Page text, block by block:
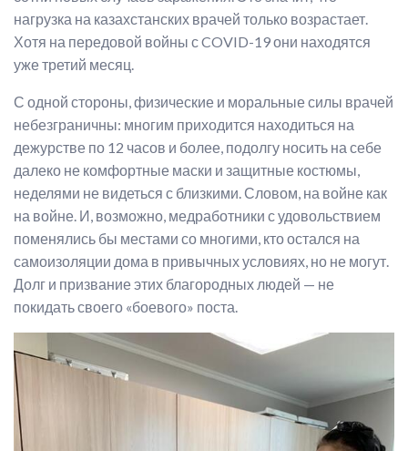
нагрузка на казахстанских врачей только возрастает.
Хотя на передовой войны с COVID-19 они находятся
уже третий месяц.
С одной стороны, физические и моральные силы врачей
небезграничны: многим приходится находиться на
дежурстве по 12 часов и более, подолгу носить на себе
далеко не комфортные маски и защитные костюмы,
неделями не видеться с близкими. Словом, на войне как
на войне. И, возможно, медработники с удовольствием
поменялись бы местами со многими, кто остался на
самоизоляции дома в привычных условиях, но не могут.
Долг и призвание этих благородных людей — не
покидать своего «боевого» поста.